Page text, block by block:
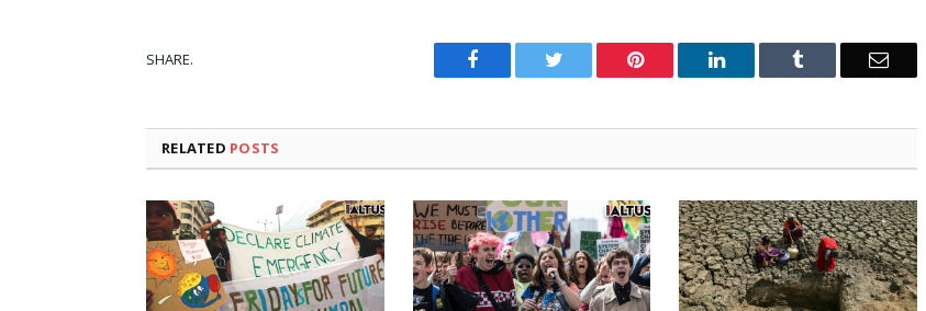
SHARE. Facebook Twitter Pinterest LinkedIn Tumblr Email
RELATED POSTS